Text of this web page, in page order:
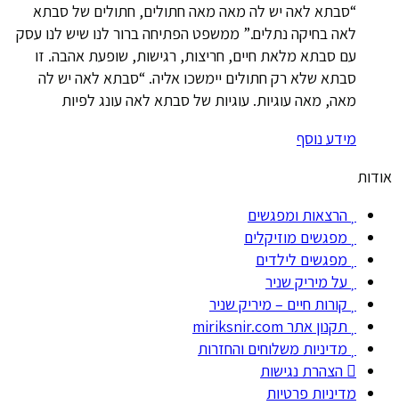
“סבתא לאה יש לה מאה מאה חתולים, חתולים של סבתא
לאה בחיקה נתלים.” ממשפט הפתיחה ברור לנו שיש לנו עסק
עם סבתא מלאת חיים, חריצות, רגישות, שופעת אהבה. זו
סבתא שלא רק חתולים יימשכו אליה. “סבתא לאה יש לה
מאה, מאה עוגיות. עוגיות של סבתא לאה עונג לפיות
מידע נוסף
אודות
הרצאות ומפגשים
מפגשים מוזיקלים
מפגשים לילדים
על מיריק שניר
קורות חיים – מיריק שניר
תקנון אתר miriksnir.com
מדיניות משלוחים והחזרות
הצהרת נגישות
מדיניות פרטיות